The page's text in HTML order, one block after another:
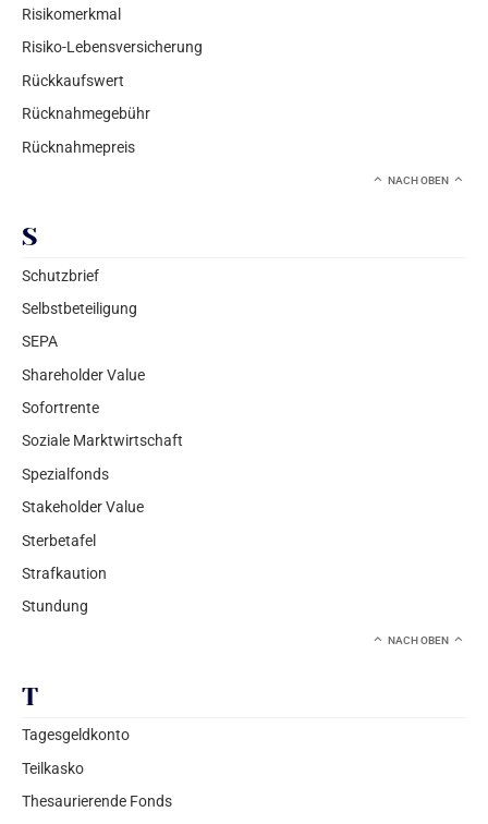
Risikomerkmal
Risiko-Lebensversicherung
Rückkaufswert
Rücknahmegebühr
Rücknahmepreis
NACH OBEN
S
Schutzbrief
Selbstbeteiligung
SEPA
Shareholder Value
Sofortrente
Soziale Marktwirtschaft
Spezialfonds
Stakeholder Value
Sterbetafel
Strafkaution
Stundung
NACH OBEN
T
Tagesgeldkonto
Teilkasko
Thesaurierende Fonds